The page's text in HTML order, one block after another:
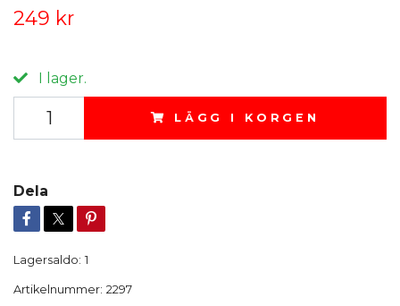
249 kr
I lager.
LÄGG I KORGEN
Dela
Lagersaldo: 1
Artikelnummer: 2297